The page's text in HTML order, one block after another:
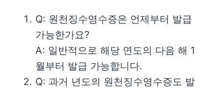
Q: 원천징수영수증은 언제부터 발급
가능한가요?
A: 일반적으로 해당 연도의 다음 해 1
월부터 발급 가능합니다.
Q: 과거 년도의 원천징수영수증도 발